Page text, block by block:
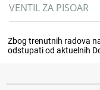
VENTIL ZA PISOAR